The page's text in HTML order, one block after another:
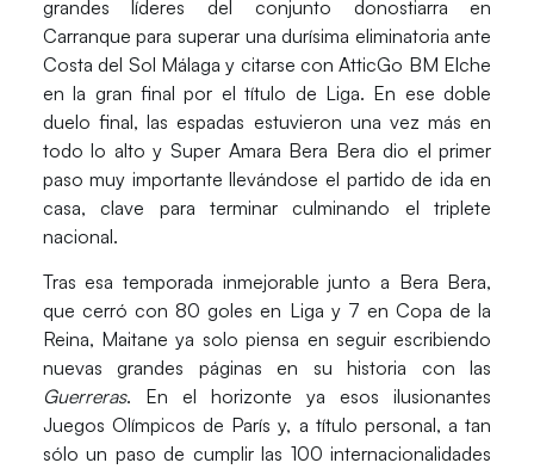
grandes líderes del conjunto donostiarra en
Carranque para superar una durísima eliminatoria ante
Costa del Sol Málaga y citarse con AtticGo BM Elche
en la gran final por el título de Liga. En ese doble
duelo final, las espadas estuvieron una vez más en
todo lo alto y Super Amara Bera Bera dio el primer
paso muy importante llevándose el partido de ida en
casa, clave para terminar culminando el triplete
nacional.
Tras esa temporada inmejorable junto a Bera Bera,
que cerró con 80 goles en Liga y 7 en Copa de la
Reina, Maitane ya solo piensa en seguir escribiendo
nuevas grandes páginas en su historia con las
Guerreras. En el horizonte ya esos ilusionantes
Juegos Olímpicos de París y, a título personal, a tan
sólo un paso de cumplir las 100 internacionalidades